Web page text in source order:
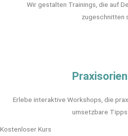
Wir gestalten Trainings, die auf
zugeschnitten
Erlebe interaktive Workshops, die
umsetzbare
Kostenloser Kurs